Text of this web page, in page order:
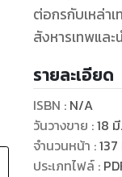
ต่อกรกับเหล่าเ
สังหารเทพแล
รายละเอียด
ISBN : N/A
วันวางขาย :18
จำนวนหน้า :137
ประเภทไฟล์: